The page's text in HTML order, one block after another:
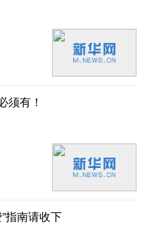
须有！
指南请收下